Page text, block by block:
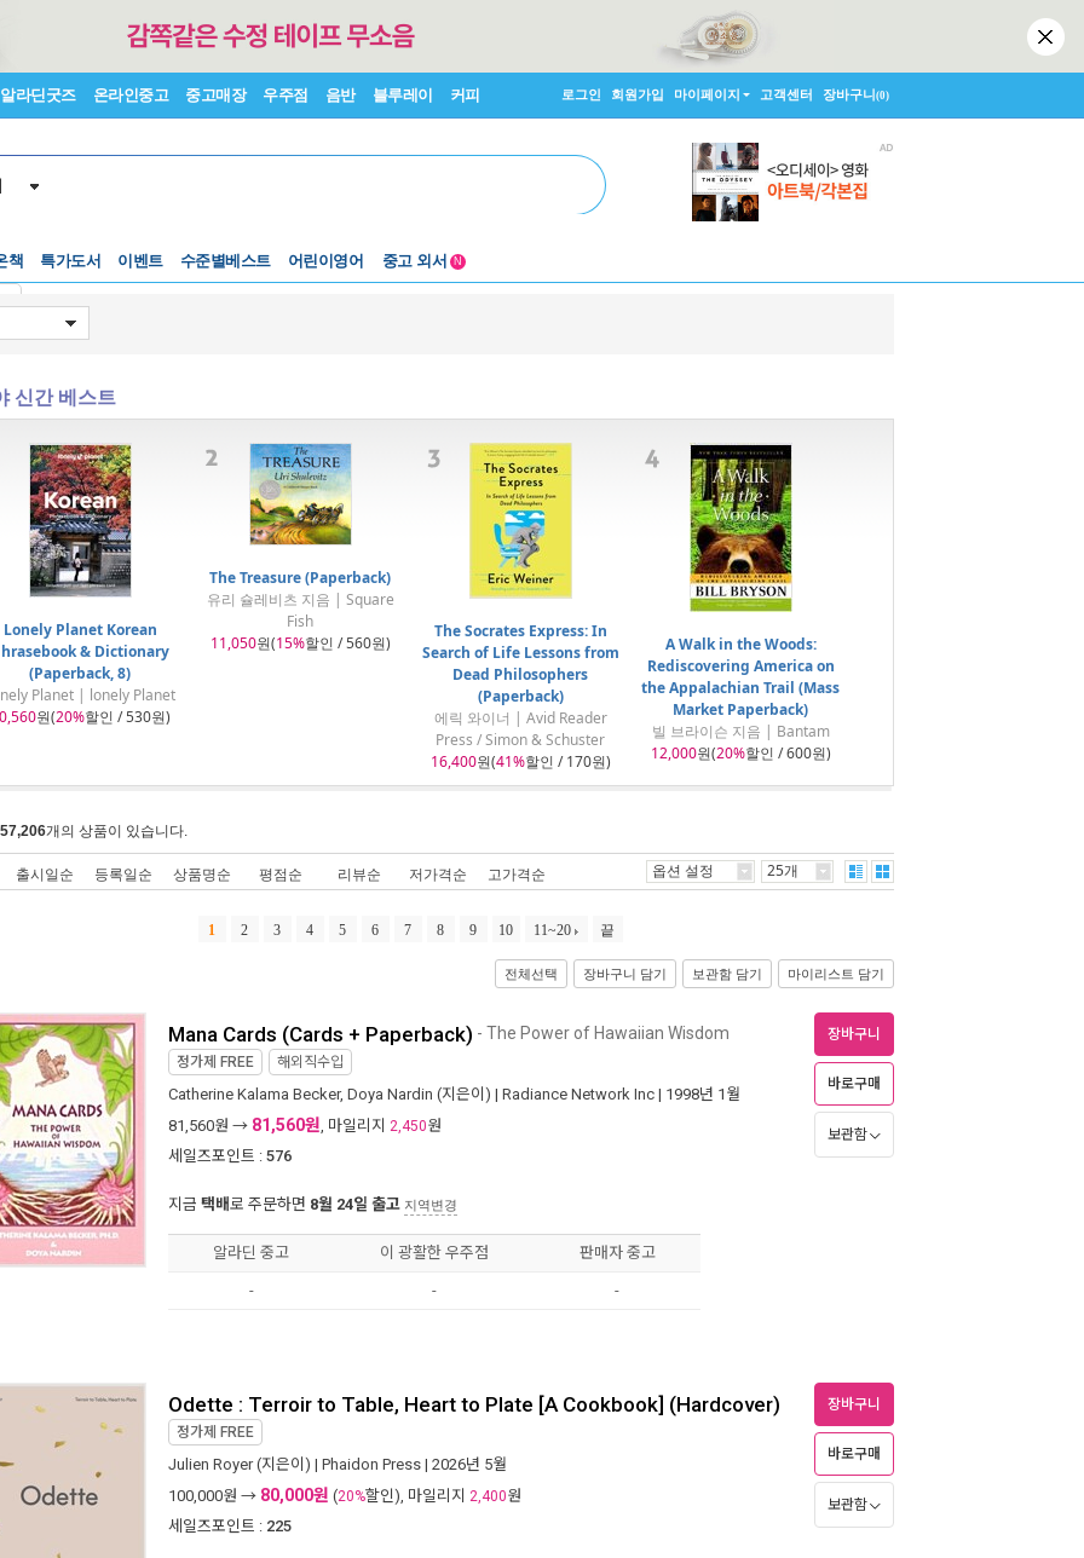
알라딘굿즈 온라인중고 중고매장 우주점 음반 블루레이 커피 로그인 회원가입 마이페이지 고객센터 장바구니(0)
책 특가도서 이벤트
수준별베스트
어린이영어
중고 외서
N
신간 베스트
Lonely Planet Korean
& Dictionary
(Paperback, 8)
Planet | lonely Planet
원(20%할인 / 530원)
The Treasure (Paperback)
유리 슐레비츠 지음 | Square
Fish
11,050원(15%할인 / 560원)
The Socrates Express: In
Search of Life Lessons from
Dead Philosophers
(Paperback)
에릭 와이너 | Avid Reader
Press / Simon & Schuster
16,400원(41%할인 / 170원)
A Walk in the Woods:
Rediscovering America on
the Appalachian Trail (Mass
Market Paperback)
빌 브라이슨 지음 | Bantam
12,000원(20%할인 / 600원)
개의 상품이 있습니다.
출시일순 등록일순 상품명순 평점순 리뷰순 저가격순 고가격순 옵션 설정 25개
1 2 3 4 5 6 7 8 9 10 11~20 끝
전체선택 장바구니 담기 보관함 담기 마이리스트 담기
Mana Cards (Cards + Paperback) - The Power of Hawaiian Wisdom
정가제 FREE 해외직수입
Catherine Kalama Becker, Doya Nardin (지은이) | Radiance Network Inc | 1998년 1월
81,560원 → 81,560원, 마일리지 2,450원
세일즈포인트 : 576
지금 택배로 주문하면 8월 24일 출고 지역변경
장바구니
바로구매
보관함
알라딘 중고 이 광활한 우주점 판매자 중고
- - -
Odette : Terroir to Table, Heart to Plate [A Cookbook] (Hardcover)
정가제 FREE
Julien Royer(지은이) | Phaidon Press | 2026년 5월
100,000원 → 80,000원 (20%할인), 마일리지 2,400원
세일즈포인트 : 225
장바구니
바로구매
보관함